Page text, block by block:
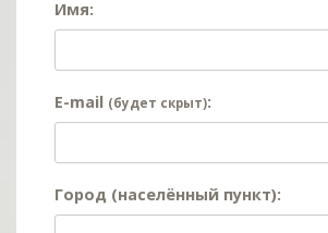
Имя:
E-mail (будет скрыт):
Город (населённый пункт):